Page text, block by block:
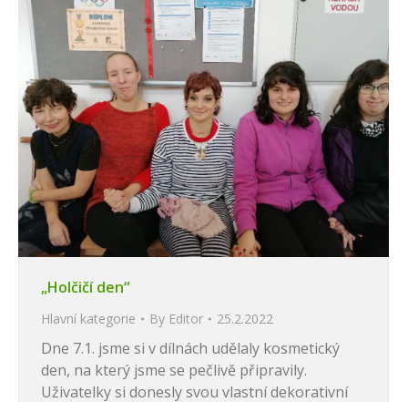
„Holčičí den“
Hlavní kategorie By Editor 25.2.2022
Dne 7.1. jsme si v dílnách udělaly kosmetický
den, na který jsme se pečlivě připravily.
Uživatelky si donesly svou vlastní dekorativní